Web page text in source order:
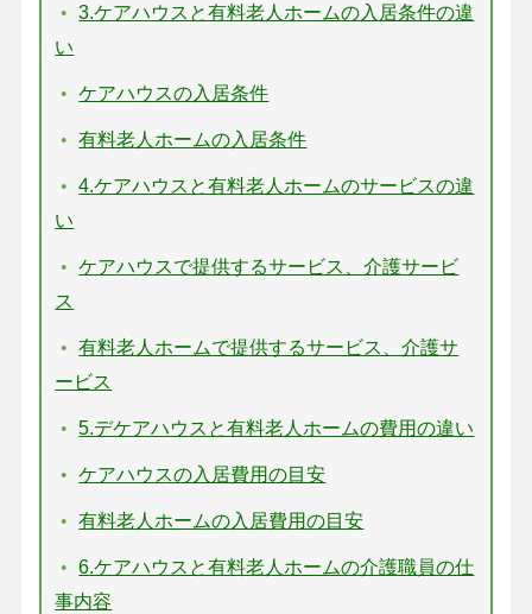
3.ケアハウスと有料老人ホームの入居条件の違
い
ケアハウスの入居条件
有料老人ホームの入居条件
4.ケアハウスと有料老人ホームのサービスの違
い
ケアハウスで提供するサービス、介護サービ
ス
有料老人ホームで提供するサービス、介護サ
ービス
5.デケアハウスと有料老人ホームの費用の違い
ケアハウスの入居費用の目安
有料老人ホームの入居費用の目安
6.ケアハウスと有料老人ホームの介護職員の仕
事内容